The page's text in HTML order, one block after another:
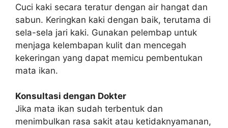
Cuci kaki secara teratur dengan air hangat dan
sabun. Keringkan kaki dengan baik, terutama di
sela-sela jari kaki. Gunakan pelembap untuk
menjaga kelembapan kulit dan mencegah
kekeringan yang dapat memicu pembentukan
mata ikan.
Konsultasi dengan Dokter
Jika mata ikan sudah terbentuk dan
menimbulkan rasa sakit atau ketidaknyamanan,